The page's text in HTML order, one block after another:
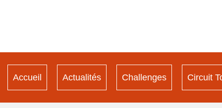
Accueil Actualités Challenges Circuit